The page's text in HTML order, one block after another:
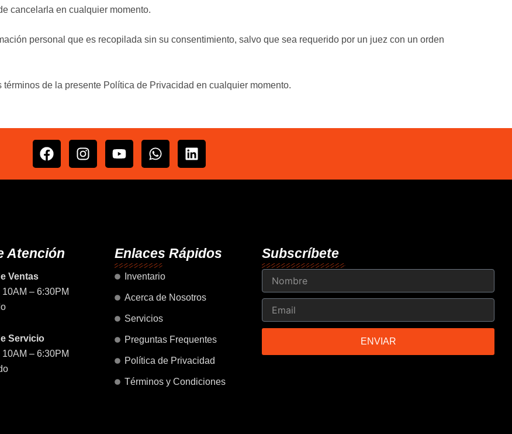
cancelarla en cualquier momento.
personal que es recopilada sin su consentimiento, salvo que sea requerido por un juez con un orden
de la presente Política de Privacidad en cualquier momento.
F
a
k
I
n
Y
o
W
h
L
i
n
Atención
Ventas
– 6:30PM
Servicio
– 6:30PM
Enlaces Rápidos
Inventario
Acerca de Nosotros
Servicios
Preguntas Frequentes
Política de Privacidad
Términos y Condiciones
Subscríbete
ENVIAR